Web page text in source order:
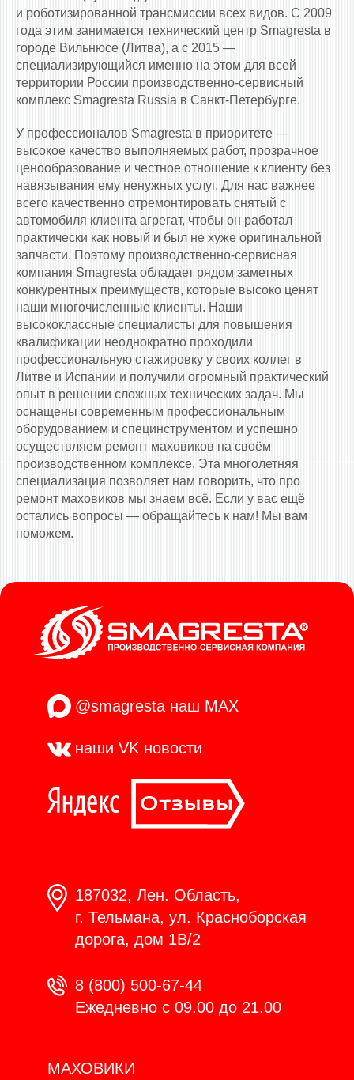
и роботизированной трансмиссии всех видов. С 2009
года этим занимается технический центр Smagresta в
городе Вильнюсе (Литва), а с 2015 —
специализирующийся именно на этом для всей
территории России производственно-сервисный
комплекс Smagresta Russia в Санкт-Петербурге.
У профессионалов Smagresta в приоритете —
высокое качество выполняемых работ, прозрачное
ценообразование и честное отношение к клиенту без
навязывания ему ненужных услуг. Для нас важнее
всего качественно отремонтировать снятый с
автомобиля клиента агрегат, чтобы он работал
практически как новый и был не хуже оригинальной
запчасти. Поэтому производственно-сервисная
компания Smagresta обладает рядом заметных
конкурентных преимуществ, которые высоко ценят
наши многочисленные клиенты. Наши
высококлассные специалисты для повышения
квалификации неоднократно проходили
профессиональную стажировку у своих коллег в
Литве и Испании и получили огромный практический
опыт в решении сложных технических задач. Мы
оснащены современным профессиональным
оборудованием и специнструментом и успешно
осуществляем ремонт маховиков на своём
производственном комплексе. Эта многолетняя
специализация позволяет нам говорить, что про
ремонт маховиков мы знаем всё. Если у вас ещё
остались вопросы — обращайтесь к нам! Мы вам
поможем.
@smagresta наш MAX
наши VK новости
187032, Лен. Область,
г. Тельмана, ул. Красноборская
дорога, дом 1В/2
8 (800) 500-67-44
Ежедневно с 09.00 до 21.00
МАХОВИКИ